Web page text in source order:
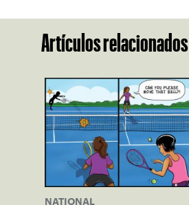
Artículos relacionados
NATIONAL